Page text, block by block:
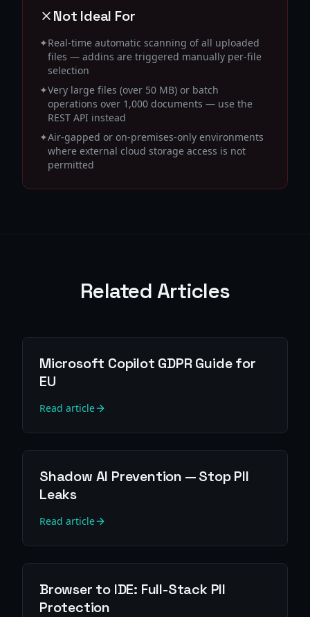
Not Ideal For
✦Real-time automatic scanning of all uploaded
files — addins are triggered manually per-file
selection
✦Very large files (over 50 MB) or batch
operations over 1,000 documents — use the
REST API instead
✦Air-gapped or on-premises-only environments
where external cloud storage access is not
permitted
Related Articles
Microsoft Copilot GDPR Guide for
EU
Read article
Shadow AI Prevention — Stop PII
Leaks
Read article
Browser to IDE: Full-Stack PII
Protection